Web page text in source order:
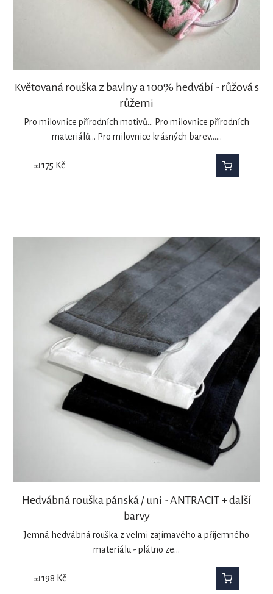
Květovaná rouška z bavlny a 100% hedvábí - růžová s
růžemi
Pro milovnice přírodních motivů... Pro milovnice přírodních
materiálů... Pro milovnice krásných barev...…
od 175 Kč
Hedvábná rouška pánská / uni - ANTRACIT + další
barvy
Jemná hedvábná rouška z velmi zajímavého a příjemného
materiálu - plátno ze…
od 198 Kč